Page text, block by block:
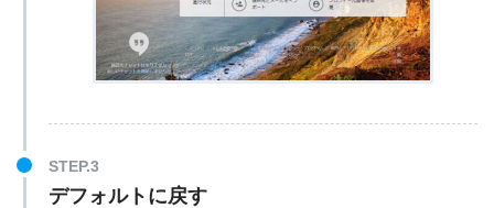
デフォルトに戻す